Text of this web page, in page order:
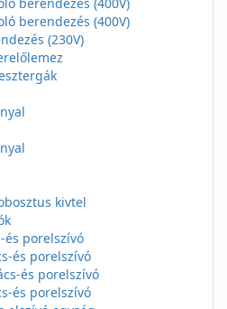
berendezés (400V)
berendezés (400V)
(230V)
kivtel
és porelszívó
és porelszívó
és porelszívó
és porelszívó